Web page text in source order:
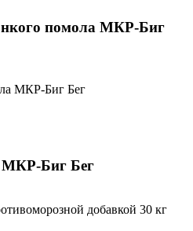
помола МКР-Биг
МКР-Биг Бег